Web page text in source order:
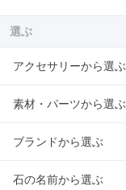
選ぶ
アクセサリーから選ぶ
素材・パーツから選ぶ
ブランドから選ぶ
石の名前から選ぶ